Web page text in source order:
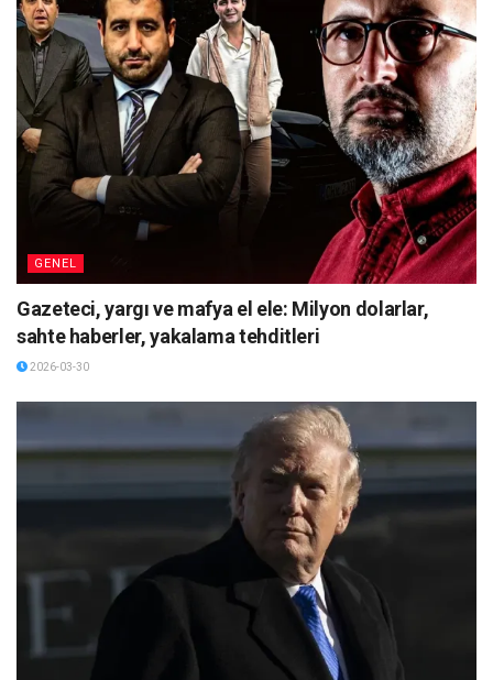
GENEL
Gazeteci, yargı ve mafya el ele: Milyon dolarlar,
sahte haberler, yakalama tehditleri
2026-03-30